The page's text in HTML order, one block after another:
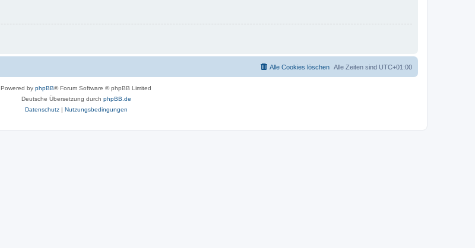
Alle Zeiten sind UTC+01:00
Alle Cookies löschen
Powered by phpBB® Forum Software © phpBB Limited
Deutsche Übersetzung durch phpBB.de
Datenschutz| Nutzungsbedingungen